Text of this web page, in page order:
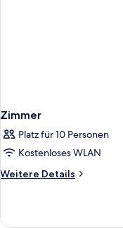
Zimmer
Platz für 10 Personen
Kostenloses WLAN
Weitere Details
Weitere